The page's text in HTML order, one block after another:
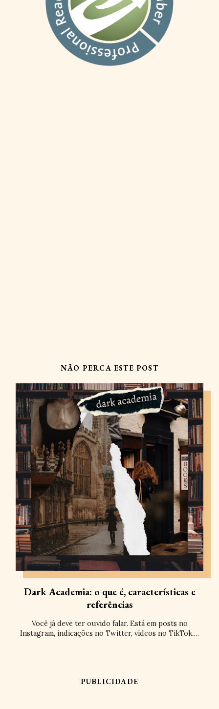
NÃO PERCA ESTE POST
Dark Academia: o que é, características e
referências
Você já deve ter ouvido falar. Está em posts no
Instagram, indicações no Twitter, vídeos no TikTok.…
PUBLICIDADE